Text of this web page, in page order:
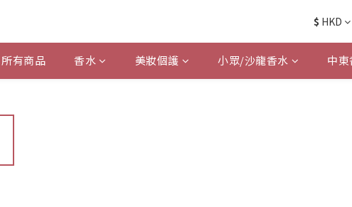
$ HKD
所有商品 香水 美妝個護 小眾/沙龍香水 中